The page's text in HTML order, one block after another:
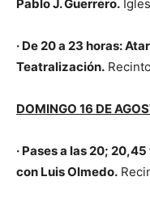
Pablo J. Guerrero.
· De 20 a 23 horas:
Teatralización.
DOMINGO 16 DE
· Pases a las 20;
con Luis Olmedo.